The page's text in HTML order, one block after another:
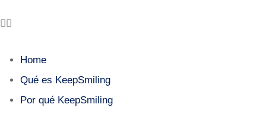
Home
Qué es KeepSmiling
Por qué KeepSmiling